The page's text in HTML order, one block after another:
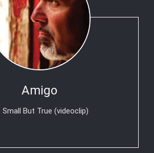
Amigo
Small But True (videoclip)